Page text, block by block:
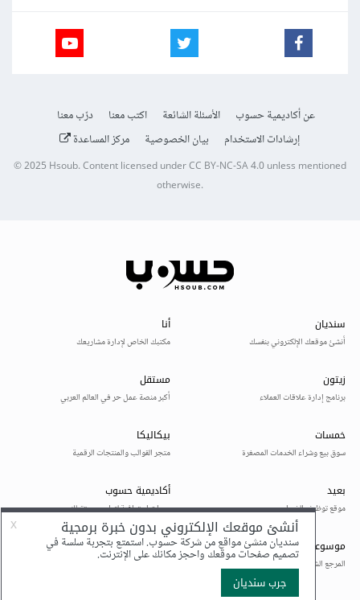
عن أكاديمية حسوب الأسئلة الشائعة اكتب معنا
درّب معنا
إرشادات الاستخدام
بيان الخصوصية مركز المساعدة
© 2025Hsoub.Content licensed underCC BY-NC-SA 4.0unless mentioned
otherwise.